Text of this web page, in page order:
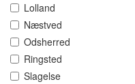
Lolland
Næstved
Odsherred
Ringsted
Slagelse